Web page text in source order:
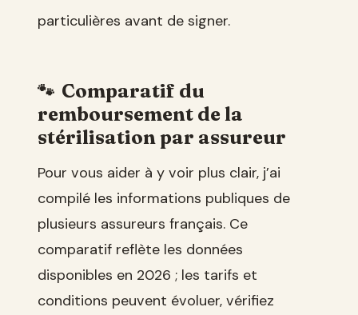
particulières avant de signer.
Comparatif du
remboursement de la
stérilisation par assureur
Pour vous aider à y voir plus clair, j’ai
compilé les informations publiques de
plusieurs assureurs français. Ce
comparatif reflète les données
disponibles en 2026 ; les tarifs et
conditions peuvent évoluer, vérifiez